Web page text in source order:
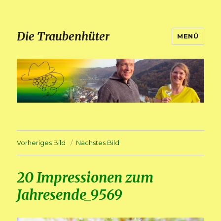
Die Traubenhüter MENÜ
Vorheriges Bild Nächstes Bild
20 Impressionen zum
Jahresende_9569